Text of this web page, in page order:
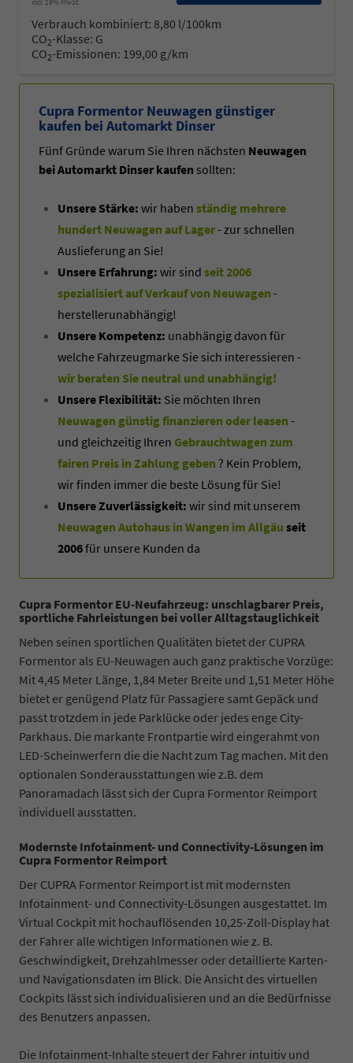
Verbrauch kombiniert: 8,80 l/100km
CO2-Klasse: G
CO2-Emissionen: 199,00 g/km
Cupra Formentor Neuwagen günstiger
kaufen bei Automarkt Dinser
Fünf Gründe warum Sie Ihren nächsten Neuwagen
bei Automarkt Dinser kaufen sollten:
Unsere Stärke: wir haben ständig mehrere
hundert Neuwagen auf Lager- zur schnellen
Auslieferung an Sie!
Unsere Erfahrung: wir sind seit 2006
spezialisiert auf Verkauf von Neuwagen -
herstellerunabhängig!
Unsere Kompetenz: unabhängig davon für
welche Fahrzeugmarke Sie sich interessieren -
wir beraten Sie neutral und unabhängig!
Unsere Flexibilität: Sie möchten Ihren
Neuwagen günstig finanzieren oder leasen -
und gleichzeitig Ihren Gebrauchtwagen zum
fairen Preis in Zahlung geben ? Kein Problem,
wir finden immer die beste Lösung für Sie!
Unsere Zuverlässigkeit: wir sind mit unserem
Neuwagen Autohaus in Wangen im Allgäu seit
2006für unsere Kunden da
Cupra Formentor EU-Neufahrzeug: unschlagbarer Preis,
sportliche Fahrleistungen bei voller Alltagstauglichkeit
Neben seinen sportlichen Qualitäten bietet der CUPRA
Formentor als EU-Neuwagen auch ganz praktische Vorzüge:
Mit 4,45 Meter Länge, 1,84 Meter Breite und 1,51 Meter Höhe
bietet er genügend Platz für Passagiere samt Gepäck und
passt trotzdem in jede Parklücke oder jedes enge City-
Parkhaus. Die markante Frontpartie wird eingerahmt von
LED-Scheinwerfern die die Nacht zum Tag machen. Mit den
optionalen Sonderausstattungen wie z.B. dem
Panoramadach lässt sich der Cupra Formentor Reimport
individuell ausstatten.
Modernste Infotainment- und Connectivity-Lösungen im
Cupra Formentor Reimport
Der CUPRA Formentor Reimport ist mit modernsten
Infotainment- und Connectivity-Lösungen ausgestattet. Im
Virtual Cockpit mit hochauflösenden 10,25-Zoll-Display hat
der Fahrer alle wichtigen Informationen wie z. B.
Geschwindigkeit, Drehzahlmesser oder detaillierte Karten-
und Navigationsdaten im Blick. Die Ansicht des virtuellen
Cockpits lässt sich individualisieren und an die Bedürfnisse
des Benutzers anpassen.
Die Infotainment-Inhalte steuert der Fahrer intuitiv und